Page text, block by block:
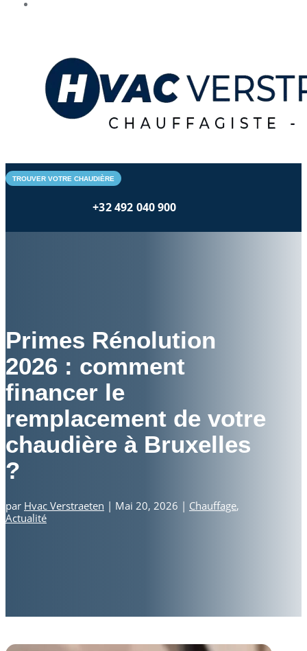
TROUVER VOTRE CHAUDIÈRE
+32 492 040 900
Primes Rénolution
2026 : comment
financer le
remplacement de votre
chaudière à Bruxelles
?
par Hvac Verstraeten | Mai 20, 2026 | Chauffage,
Actualité